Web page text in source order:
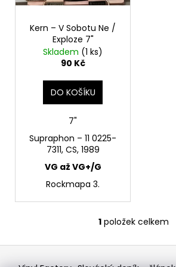
Kern – V Sobotu Ne /
Exploze 7"
Skladem (1 ks)
90 Kč
DO KOŠÍKU
7"
Supraphon ‎– 11 0225-
7311, CS, 1989
VG až VG+/G
Rockmapa 3.
O
v
1 položek celkem